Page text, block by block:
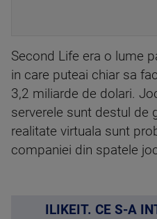
Second Life era o lume
in care puteai chiar sa
3,2 miliarde de dolari.
serverele sunt destul de
realitate virtuala sunt
companiei din spatele
ILIKEIT. CE S-A